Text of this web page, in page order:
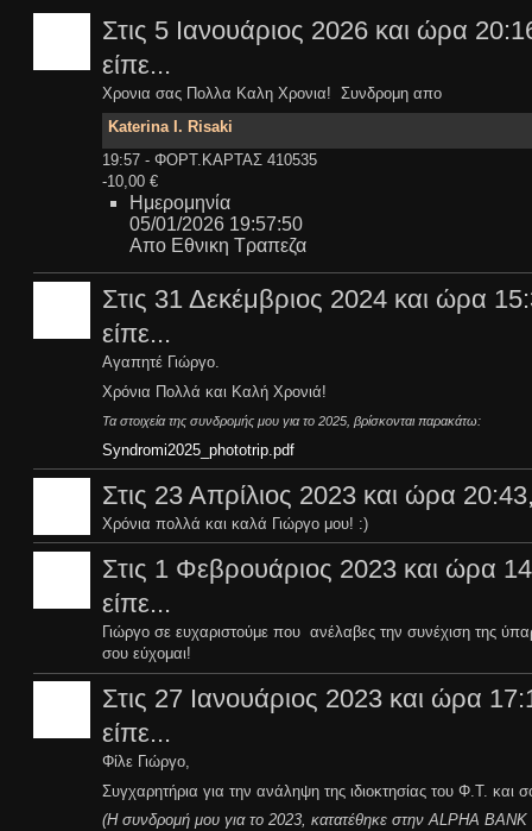
Στις 5 Ιανουάριος 2026 και ώρα
είπε...
Xρονια σας Πολλα Καλη Χρονια! Συνδρομη απο
Katerina I. Risaki
19:57 - ΦΟΡΤ.ΚΑΡΤΑΣ 410535
-10,00 €
Ημερομηνία
05/01/2026 19:57:50
Απο Εθνικη Τραπεζα
Στις 31 Δεκέμβριος 2024 και ώρα
είπε...
Αγαπητέ Γιώργο.
Χρόνια Πολλά και Καλή Χρονιά!
Τα στοιχεία της συνδρομής μου για το 2025, βρίσκονται παρακάτω:
Syndromi2025_phototrip.pdf
Στις 23 Απρίλιος 2023 και ώρα
Χρόνια πολλά και καλά Γιώργο μου! :)
Στις 1 Φεβρουάριος 2023 και ώρα
είπε...
Γιώργο σε ευχαριστούμε που ανέλαβες την συνέχιση της
σου εύχομαι!
Στις 27 Ιανουάριος 2023 και ώρα
είπε...
Φίλε Γιώργο,
Συγχαρητήρια για την ανάληψη της ιδιοκτησίας του Φ.Τ.
(Η συνδρομή μου για το 2023, κατατέθηκε στην ALPHA BANK